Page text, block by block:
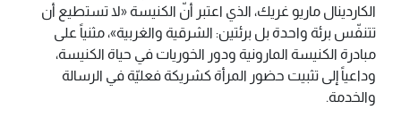
الكاردينال ماريو غريك، الذي اعتبر أنّ الكنيسة «لا تستطيع أن
تتنفّس برئة واحدة بل برئتين: الشرقية والغربية»، مثنياً على
مبادرة الكنيسة المارونية ودور الخوريات في حياة الكنيسة،
وداعياً إلى تثبيت حضور المرأة كشريكة فعليّة في الرسالة
والخدمة.